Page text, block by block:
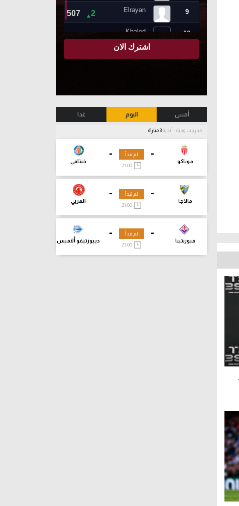
أمس اليوم غدا
مباريات ودية - أندية
-
موناكو
-
خيتافي
لم تبدأ
-
مالاجا
-
العربي
لم تبدأ
-
فيورنتينا
-
ديبورتيفو ألافيس
لم تبدأ